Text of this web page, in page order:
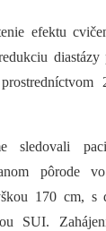
efektu
diastázy
sledovali
pôrode
170 cm, s
SUI.